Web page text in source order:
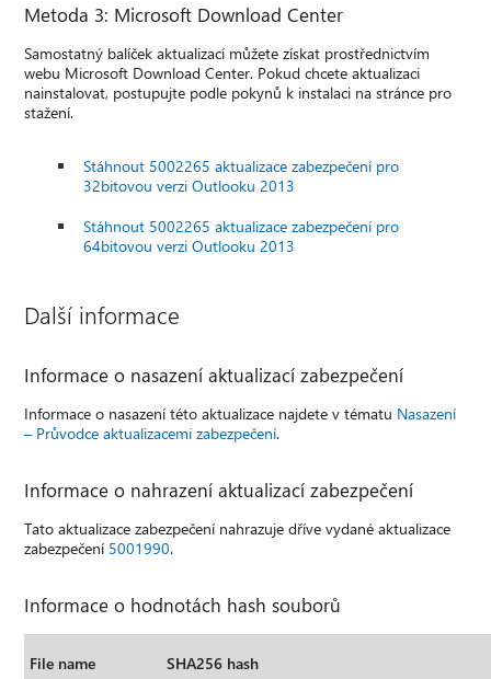
Metoda 3: Microsoft Download Center
Samostatný balíček aktualizací můžete získat prostřednictvím
webu Microsoft Download Center. Pokud chcete aktualizaci
nainstalovat, postupujte podle pokynů k instalaci na stránce pro
stažení.
Stáhnout 5002265 aktualizace zabezpečení pro
32bitovou verzi Outlooku 2013
Stáhnout 5002265 aktualizace zabezpečení pro
64bitovou verzi Outlooku 2013
Další informace
Informace o nasazení aktualizací zabezpečení
Informace o nasazení této aktualizace najdete v tématu Nasazení
– Průvodce aktualizacemi zabezpečení.
Informace o nahrazení aktualizací zabezpečení
Tato aktualizace zabezpečení nahrazuje dříve vydané aktualizace
zabezpečení 5001990.
Informace o hodnotách hash souborů
File name SHA256 hash